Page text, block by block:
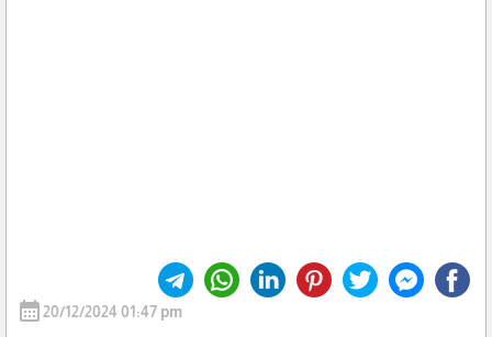
calendar_month20/12/2024 01:47 pm